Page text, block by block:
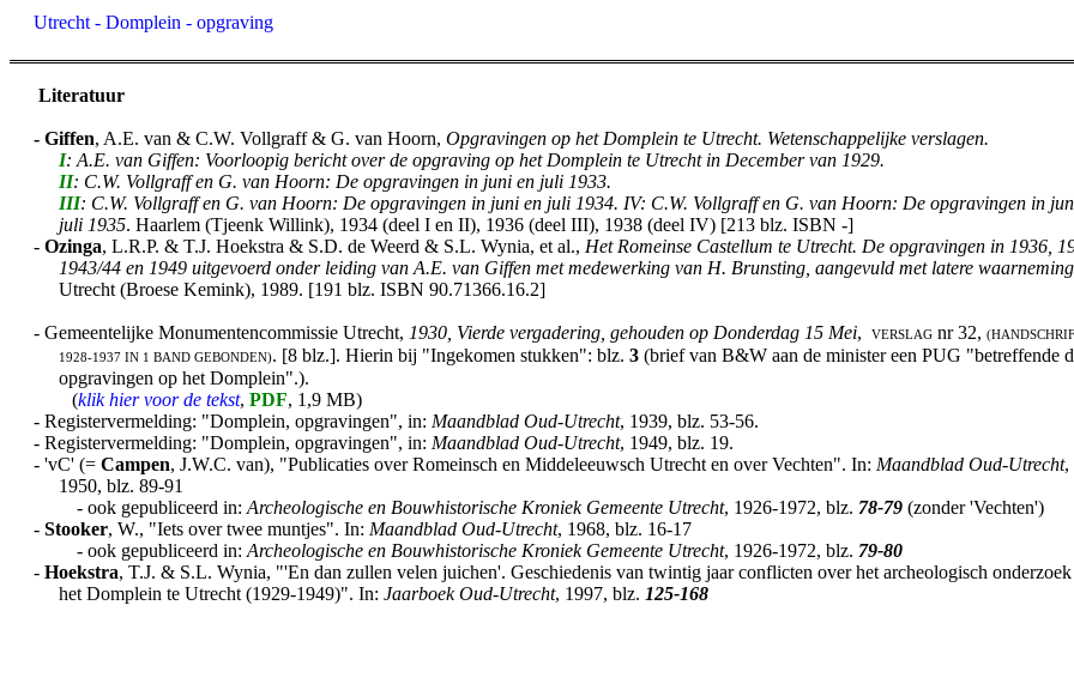
Utrecht - Domplein - opgraving
Literatuur
- Giffen, A.E. van & C.W. Vollgraff & G. van Hoorn, Opgravingen op het Domplein te Utrecht. Wetenschappelijke verslagen.
I: A.E. van Giffen: Voorloopig bericht over de opgraving op het Domplein te Utrecht in December van 1929.
II: C.W. Vollgraff en G. van Hoorn: De opgravingen in juni en juli 1933.
III: C.W. Vollgraff en G. van Hoorn: De opgravingen in juni en juli 1934. IV: C.W. Vollgraff en G. van Hoorn: De opgravingen in
juli 1935. Haarlem (Tjeenk Willink), 1934 (deel I en II), 1936 (deel III), 1938 (deel IV) [213 blz. ISBN -]
- Ozinga, L.R.P. & T.J. Hoekstra & S.D. de Weerd & S.L. Wynia, et al., Het Romeinse Castellum te Utrecht. De opgravingen in 1936,
1943/44 en 1949 uitgevoerd onder leiding van A.E. van Giffen met medewerking van H. Brunsting, aangevuld met latere
Utrecht (Broese Kemink), 1989. [191 blz. ISBN 90.71366.16.2]
- Gemeentelijke Monumentencommissie Utrecht, 1930, Vierde vergadering, gehouden op Donderdag 15 Mei, VERSLAG nr 32,
1928-1937 IN 1 BAND GEBONDEN). [8 blz.]. Hierin bij "Ingekomen stukken": blz.3 (brief van B&W aan de minister een PUG "betreffende
opgravingen op het Domplein".).
(klik hier voor de tekst, PDF, 1,9 MB)
- Registervermelding: "Domplein, opgravingen", in: Maandblad Oud-Utrecht, 1939, blz. 53-56.
- Registervermelding: "Domplein, opgravingen", in: Maandblad Oud-Utrecht, 1949, blz. 19.
- 'vC' (= Campen, J.W.C. van), "Publicaties over Romeinsch en Middeleeuwsch Utrecht en over Vechten". In: Maandblad Oud-Utrecht,
1950, blz. 89-91
- ook gepubliceerd in: Archeologische en Bouwhistorische Kroniek Gemeente Utrecht, 1926-1972, blz. 78-79 (zonder 'Vechten')
- Stooker, W., "Iets over twee muntjes". In: Maandblad Oud-Utrecht, 1968, blz. 16-17
- ook gepubliceerd in: Archeologische en Bouwhistorische Kroniek Gemeente Utrecht, 1926-1972, blz. 79-80
- Hoekstra, T.J. & S.L. Wynia, "'En dan zullen velen juichen'. Geschiedenis van twintig jaar conflicten over het archeologisch
het Domplein te Utrecht (1929-1949)". In:Jaarboek Oud-Utrecht, 1997, blz. 125-168